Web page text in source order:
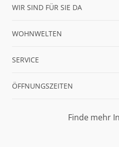
WIR SIND FÜR SIE DA
WOHNWELTEN
SERVICE
ÖFFNUNGSZEITEN
Finde mehr